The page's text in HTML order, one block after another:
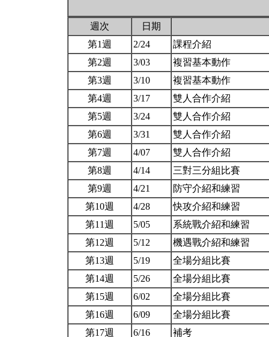
週次
日期
第1週
2/24
課程介紹
第2週
3/03
複習基本動作
第3週
3/10
複習基本動作
第4週
3/17
雙人合作介紹
第5週
3/24
雙人合作介紹
第6週
3/31
雙人合作介紹
第7週
4/07
雙人合作介紹
第8週
4/14
三對三分組比賽
第9週
4/21
防守介紹和練習
第10週
4/28
快攻介紹和練習
第11週
5/05
系統戰介紹和練習
第12週
5/12
機遇戰介紹和練習
第13週
5/19
全場分組比賽
第14週
5/26
全場分組比賽
第15週
6/02
全場分組比賽
第16週
6/09
全場分組比賽
第17週
6/16 補考